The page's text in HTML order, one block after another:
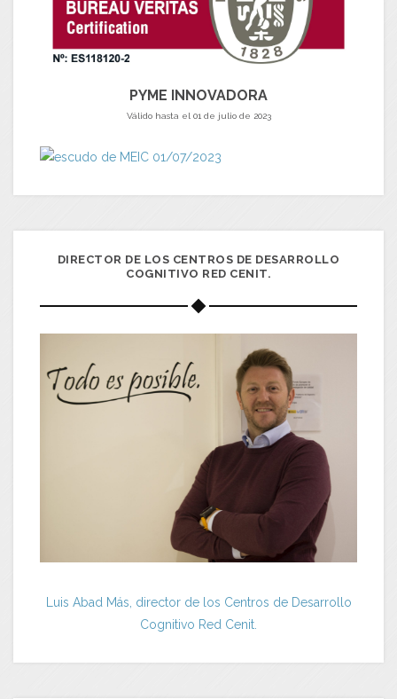
PYME INNOVADORA
Válido hasta el 01 de julio de 2023
DIRECTOR DE LOS CENTROS DE DESARROLLO
COGNITIVO RED CENIT.
Luis Abad Más, director de los Centros de Desarrollo
Cognitivo Red Cenit.